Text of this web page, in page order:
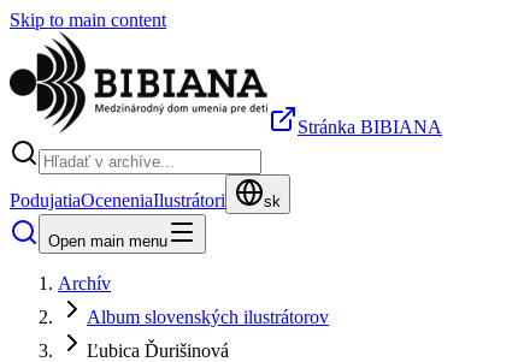
Skip to main content
Stránka BIBIANA
PodujatiaOceneniaIlustrátori sk
Open main menu
Archív
Album slovenských ilustrátorov
Ľubica Ďurišinová